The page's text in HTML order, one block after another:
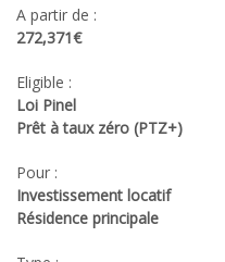
A partir de :
272,371€
Eligible :
Loi Pinel
Prêt à taux zéro (PTZ+)
Pour :
Investissement locatif
Résidence principale